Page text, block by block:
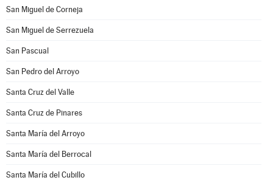
San Miguel de Corneja
San Miguel de Serrezuela
San Pascual
San Pedro del Arroyo
Santa Cruz del Valle
Santa Cruz de Pinares
Santa María del Arroyo
Santa María del Berrocal
Santa María del Cubillo